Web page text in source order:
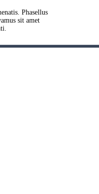
Phasellus
sit amet